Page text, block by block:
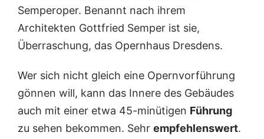
Semperoper. Benannt nach ihrem
Architekten Gottfried Semper ist sie,
Überraschung, das Opernhaus Dresdens.
Wer sich nicht gleich eine Opernvorführung
gönnen will, kann das Innere des Gebäudes
auch mit einer etwa 45-minütigen Führung
zu sehen bekommen. Sehr empfehlenswert.